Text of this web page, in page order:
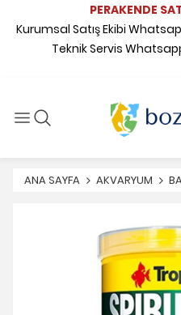
PERAKENDE
Kurumsal Satış Ekibi
Teknik Servis
ANA SAYFA AKVARYUM